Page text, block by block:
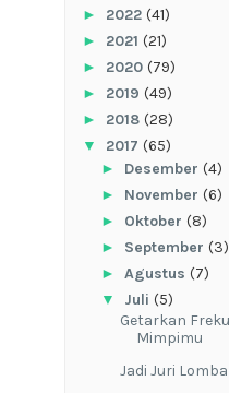
► 2022 (41)
► 2021 (21)
► 2020 (79)
► 2019 (49)
► 2018 (28)
▼ 2017 (65)
► Desember (4)
► November (6)
► Oktober (8)
► September (3)
► Agustus (7)
▼ Juli (5)
Getarkan
Mimpimu
Jadi Juri